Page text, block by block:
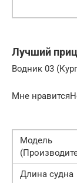
Лучший
Водник 03
Мне
Модель
Длина судна